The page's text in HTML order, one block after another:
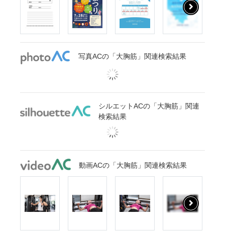
写真ACの「大胸筋」関連検索結果
シルエットACの「大胸筋」関連
検索結果
動画ACの「大胸筋」関連検索結果